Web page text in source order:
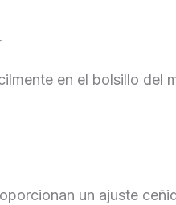
en el bolsillo del
un ajuste